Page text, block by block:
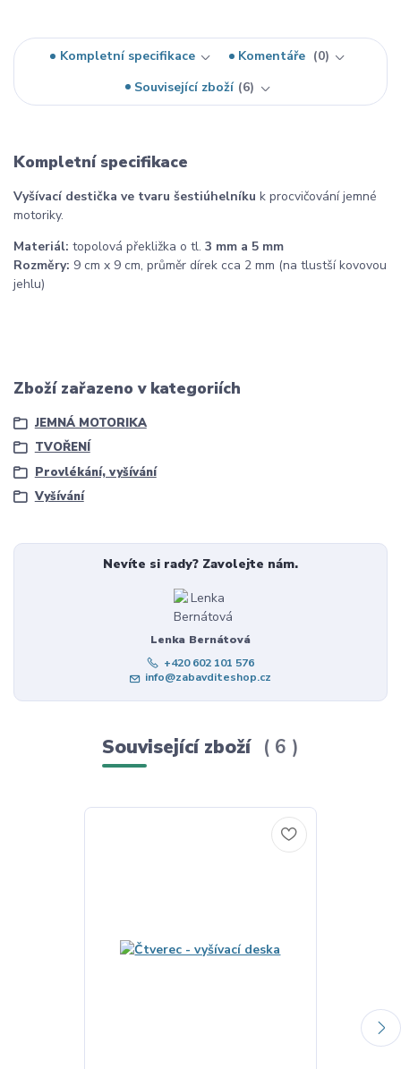
Kompletní specifikace Komentáře
0
Související zboží 6
Kompletní specifikace
Vyšívací destička ve tvaru šestiúhelníku k procvičování jemné
motoriky.
Materiál: topolová překližka o tl. 3 mm a 5 mm
Rozměry: 9 cm x 9 cm, průměr dírek cca 2 mm (na tlustší kovovou
jehlu)
Zboží zařazeno v kategoriích
JEMNÁ MOTORIKA
TVOŘENÍ
Provlékání, vyšívání
Vyšívání
Nevíte si rady? Zavolejte nám.
Lenka Bernátová
+420 602 101 576
info@zabavditeshop.cz
Související zboží 6